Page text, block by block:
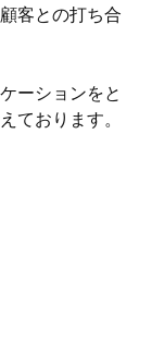
客との打ち合
ーションをと
ております。